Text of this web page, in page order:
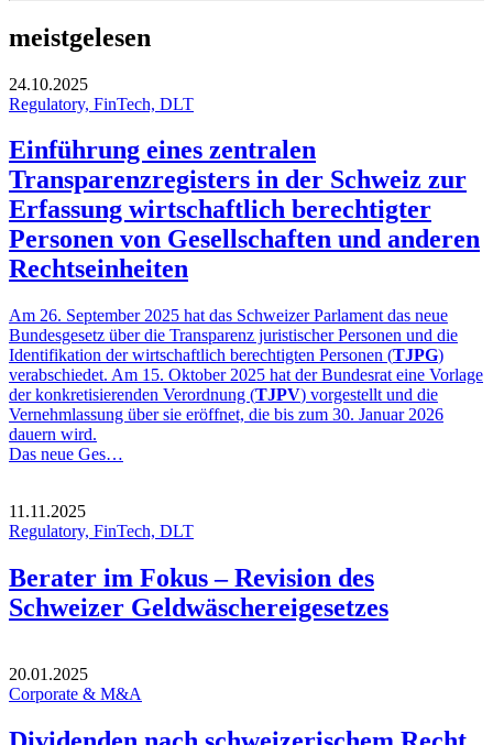
meistgelesen
24.10.2025
Regulatory, FinTech, DLT
Einführung eines zentralen
Transparenzregisters in der Schweiz zur
Erfassung wirtschaftlich berechtigter
Personen von Gesellschaften und anderen
Rechtseinheiten
Am 26. September 2025 hat das Schweizer Parlament das neue
Bundesgesetz über die Transparenz juristischer Personen und die
Identifikation der wirtschaftlich berechtigten Personen (TJPG)
verabschiedet. Am 15. Oktober 2025 hat der Bundesrat eine Vorlage
der konkretisierenden Verordnung (TJPV) vorgestellt und die
Vernehmlassung über sie eröffnet, die bis zum 30. Januar 2026
dauern wird.
Das neue Ges…
11.11.2025
Regulatory, FinTech, DLT
Berater im Fokus – Revision des
Schweizer Geldwäschereigesetzes
20.01.2025
Corporate & M&A